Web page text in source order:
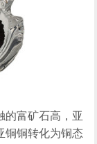
的富矿石高，亚
铜铜转化为铜态